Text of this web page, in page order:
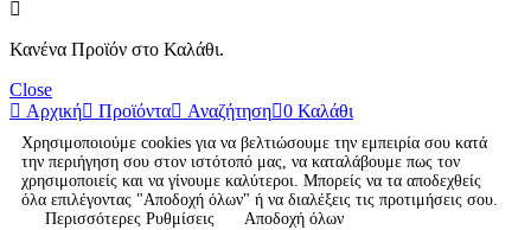
Κανένα Προϊόν στο Καλάθι.
Close
Αρχική
Προϊόντα Αναζήτηση 0 Καλάθι
Χρησιμοποιούμε cookies για να βελτιώσουμε την εμπειρία σου κατά
την περιήγηση σου στον ιστότοπό μας, να καταλάβουμε πως τον
χρησιμοποιείς και να γίνουμε καλύτεροι. Μπορείς να τα αποδεχθείς
όλα επιλέγοντας "Αποδοχή όλων" ή να διαλέξεις τις προτιμήσεις σου.
Περισσότερες Ρυθμίσεις
Αποδοχή όλων